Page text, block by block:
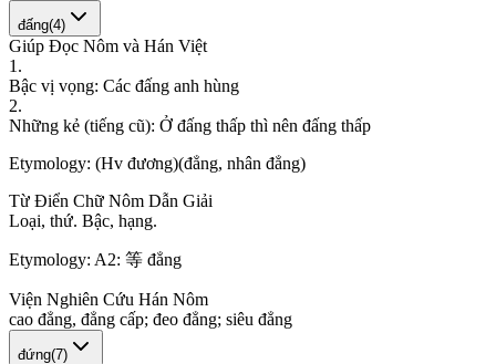
đấng(4)
Giúp Đọc Nôm và Hán Việt
1 .
Bậc vị vọng: Các đấng anh hùng
2.
Những kẻ (tiếng cũ): Ở đấng thấp thì nên đấng thấp
Etymology: (Hv đương)(đẳng, nhân đẳng)
Từ Điển Chữ Nôm Dẫn Giải
Loại, thứ. Bậc, hạng.
Etymology: A2: 等 đẳng
Viện Nghiên Cứu Hán Nôm
cao đẳng, đẳng cấp; đeo đẳng; siêu đẳng
đứng(7)